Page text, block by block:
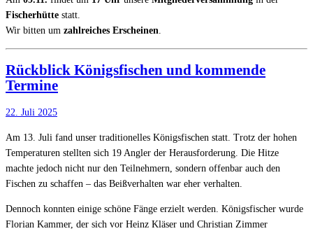
Fischerhütte statt.
Wir bitten um zahlreiches Erscheinen.
Rückblick Königsfischen und kommende
Termine
22. Juli 2025
Am 13. Juli fand unser traditionelles Königsfischen statt. Trotz der hohen
Temperaturen stellten sich 19 Angler der Herausforderung. Die Hitze
machte jedoch nicht nur den Teilnehmern, sondern offenbar auch den
Fischen zu schaffen – das Beißverhalten war eher verhalten.
Dennoch konnten einige schöne Fänge erzielt werden. Königsfischer wurde
Florian Kammer, der sich vor Heinz Kläser und Christian Zimmer